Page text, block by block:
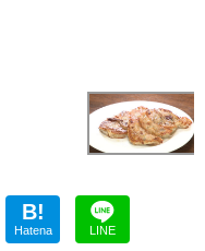
B!
Hatena LINE